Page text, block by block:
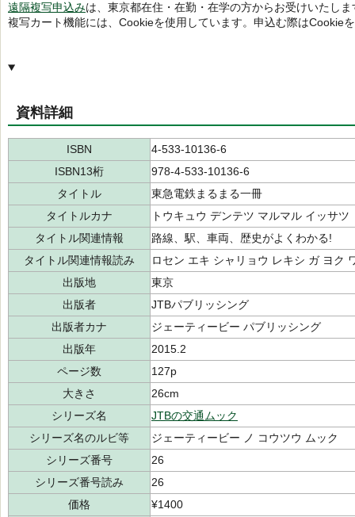
遠隔複写申込みは、東京都在住・在勤・在学の方からお受けいたしま
複写カート機能には、Cookieを使用しています。申込む際はCookie
資料詳細
ISBN
4-533-10136-6
ISBN13桁
978-4-533-10136-6
タイトル
東急電鉄まるまる一冊
タイトルカナ
トウキュウ デンテツ マルマル イッサツ
タイトル関連情報
路線、駅、車両、歴史がよくわかる!
タイトル関連情報読み
ロセン エキ シャリョウ レキシ ガ ヨク
出版地
東京
出版者
JTBパブリッシング
出版者カナ
ジェーティービー パブリッシング
出版年
2015.2
ページ数
127p
大きさ
26cm
シリーズ名
JTBの交通ムック
シリーズ名のルビ等
ジェーティービー ノ コウツウ ムック
シリーズ番号
26
シリーズ番号読み
26
価格
¥1400